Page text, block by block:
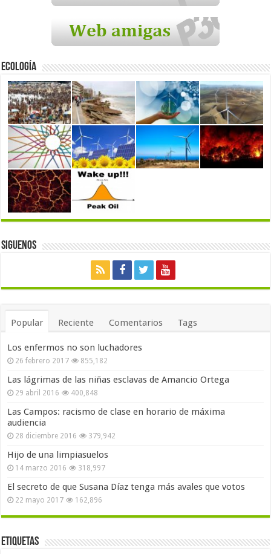
Ecología
Siguenos
Popular Reciente Comentarios Tags
Los enfermos no son luchadores
26 febrero 2017 855,182
Las lágrimas de las niñas esclavas de Amancio Ortega
29 abril 2016 400,848
Las Campos: racismo de clase en horario de máxima
audiencia
28 diciembre 2016 379,942
Hijo de una limpiasuelos
14 marzo 2016 318,997
El secreto de que Susana Díaz tenga más avales que votos
22 mayo 2017 162,896
Etiquetas